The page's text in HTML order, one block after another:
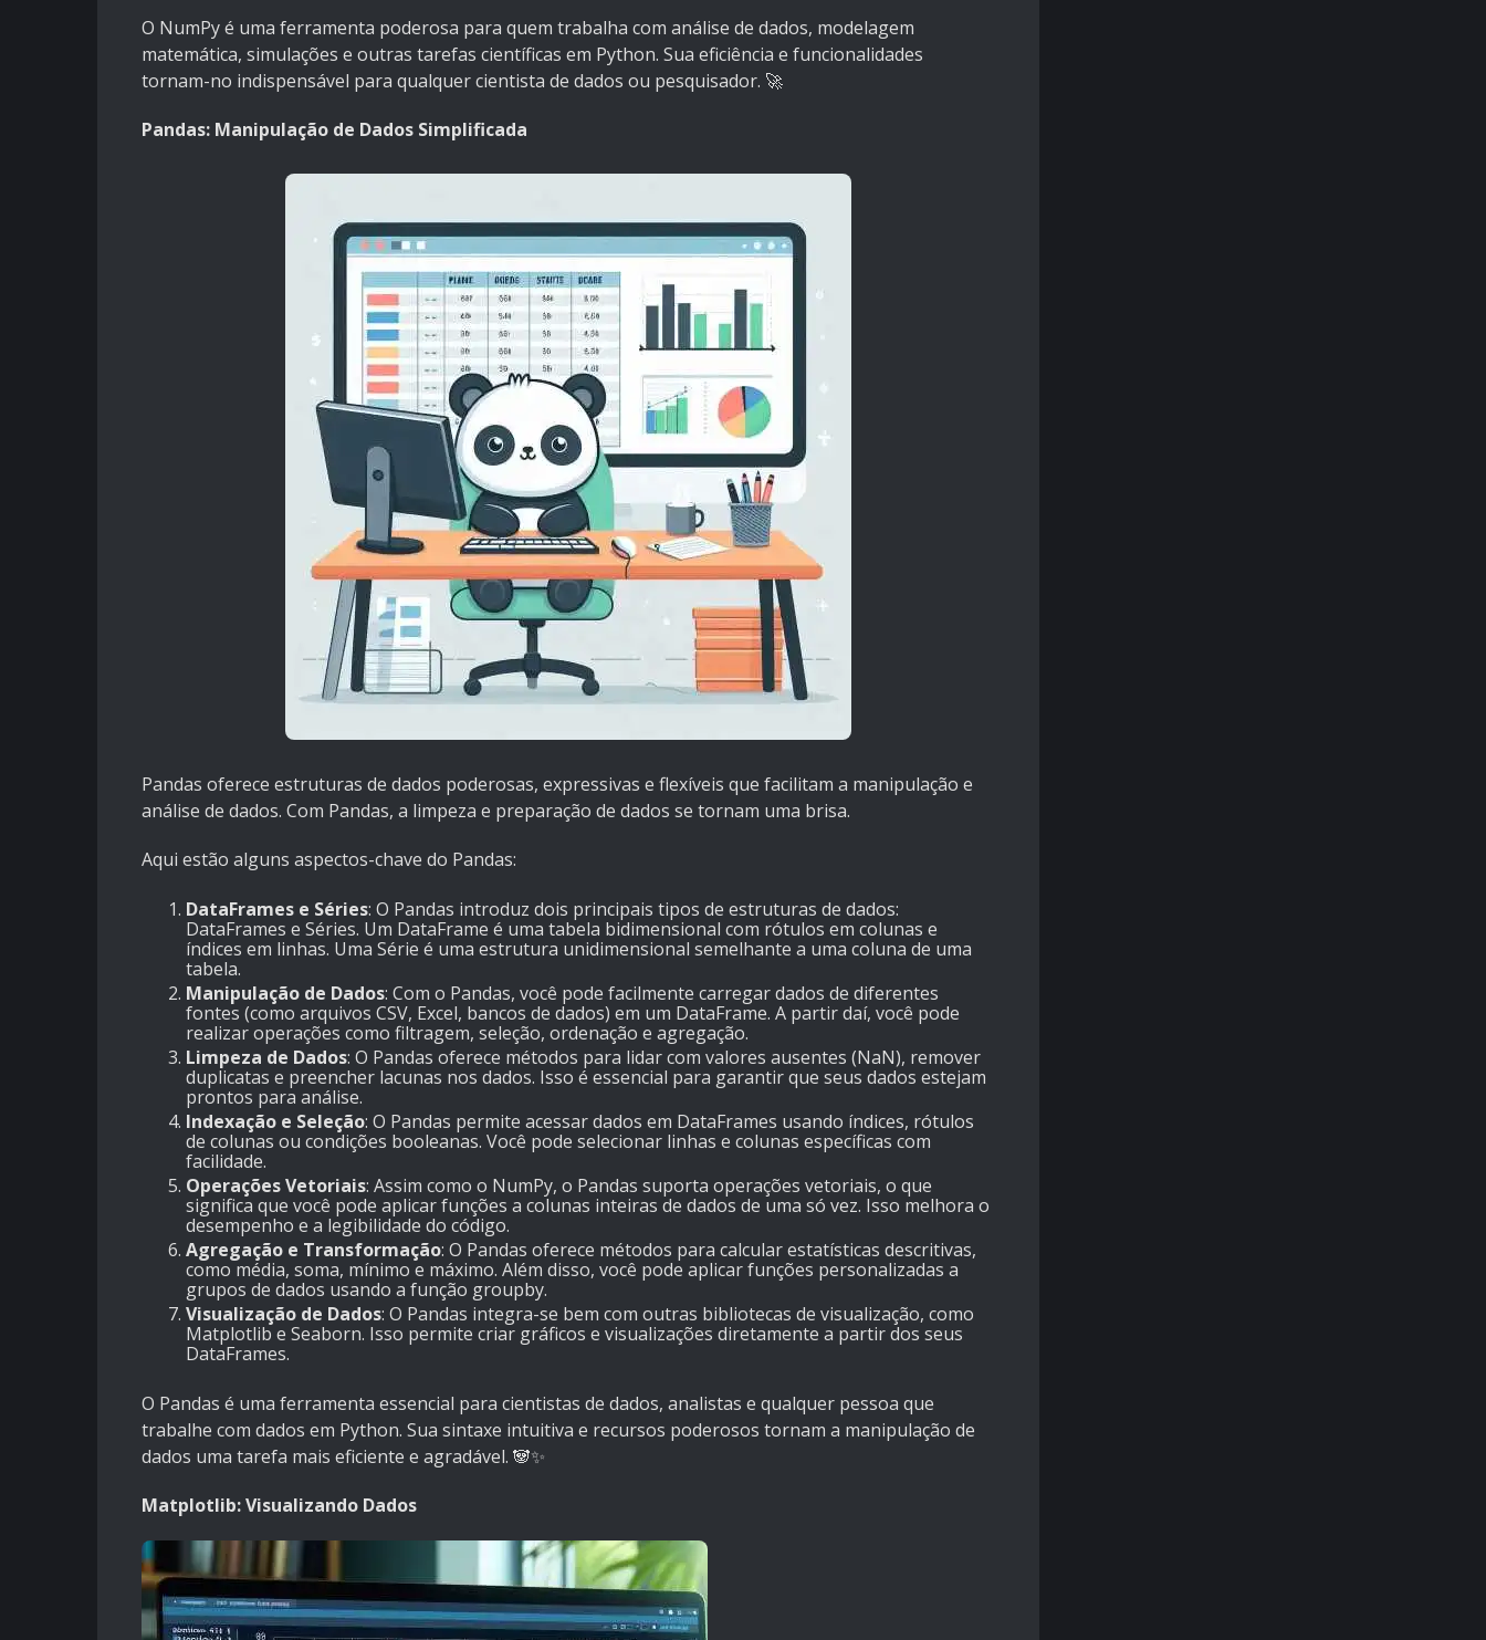
O NumPy é uma ferramenta poderosa para quem trabalha com análise de dados, modelagem
matemática, simulações e outras tarefas científicas em Python. Sua eficiência e funcionalidades
tornam-no indispensável para qualquer cientista de dados ou pesquisador. 🚀
Pandas: Manipulação de Dados Simplificada
Pandas oferece estruturas de dados poderosas, expressivas e flexíveis que facilitam a manipulação e
análise de dados. Com Pandas, a limpeza e preparação de dados se tornam uma brisa.
Aqui estão alguns aspectos-chave do Pandas:
DataFrames e Séries: O Pandas introduz dois principais tipos de estruturas de dados:
DataFrames e Séries. Um DataFrame é uma tabela bidimensional com rótulos em colunas e
índices em linhas. Uma Série é uma estrutura unidimensional semelhante a uma coluna de uma
tabela.
Manipulação de Dados: Com o Pandas, você pode facilmente carregar dados de diferentes
fontes (como arquivos CSV, Excel, bancos de dados) em um DataFrame. A partir daí, você pode
realizar operações como filtragem, seleção, ordenação e agregação.
Limpeza de Dados: O Pandas oferece métodos para lidar com valores ausentes (NaN), remover
duplicatas e preencher lacunas nos dados. Isso é essencial para garantir que seus dados estejam
prontos para análise.
Indexação e Seleção: O Pandas permite acessar dados em DataFrames usando índices, rótulos
de colunas ou condições booleanas. Você pode selecionar linhas e colunas específicas com
facilidade.
Operações Vetoriais: Assim como o NumPy, o Pandas suporta operações vetoriais, o que
significa que você pode aplicar funções a colunas inteiras de dados de uma só vez. Isso melhora o
desempenho e a legibilidade do código.
Agregação e Transformação: O Pandas oferece métodos para calcular estatísticas descritivas,
como média, soma, mínimo e máximo. Além disso, você pode aplicar funções personalizadas a
grupos de dados usando a função groupby.
Visualização de Dados: O Pandas integra-se bem com outras bibliotecas de visualização, como
Matplotlib e Seaborn. Isso permite criar gráficos e visualizações diretamente a partir dos seus
DataFrames.
O Pandas é uma ferramenta essencial para cientistas de dados, analistas e qualquer pessoa que
trabalhe com dados em Python. Sua sintaxe intuitiva e recursos poderosos tornam a manipulação de
dados uma tarefa mais eficiente e agradável. 🐼✨
Matplotlib: Visualizando Dados